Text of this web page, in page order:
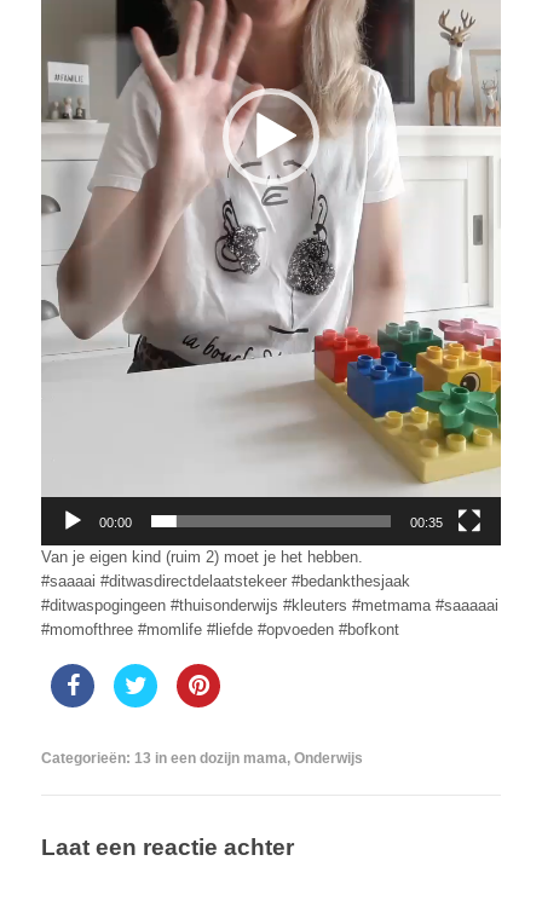
00:00 00:35
Van je eigen kind (ruim 2) moet je het hebben.
#saaaai #ditwasdirectdelaatstekeer #bedankthesjaak
#ditwaspogingeen #thuisonderwijs #kleuters #metmama #saaaaai
#momofthree #momlife #liefde #opvoeden #bofkont
Categorieën: 13 in een dozijn mama, Onderwijs
Laat een reactie achter